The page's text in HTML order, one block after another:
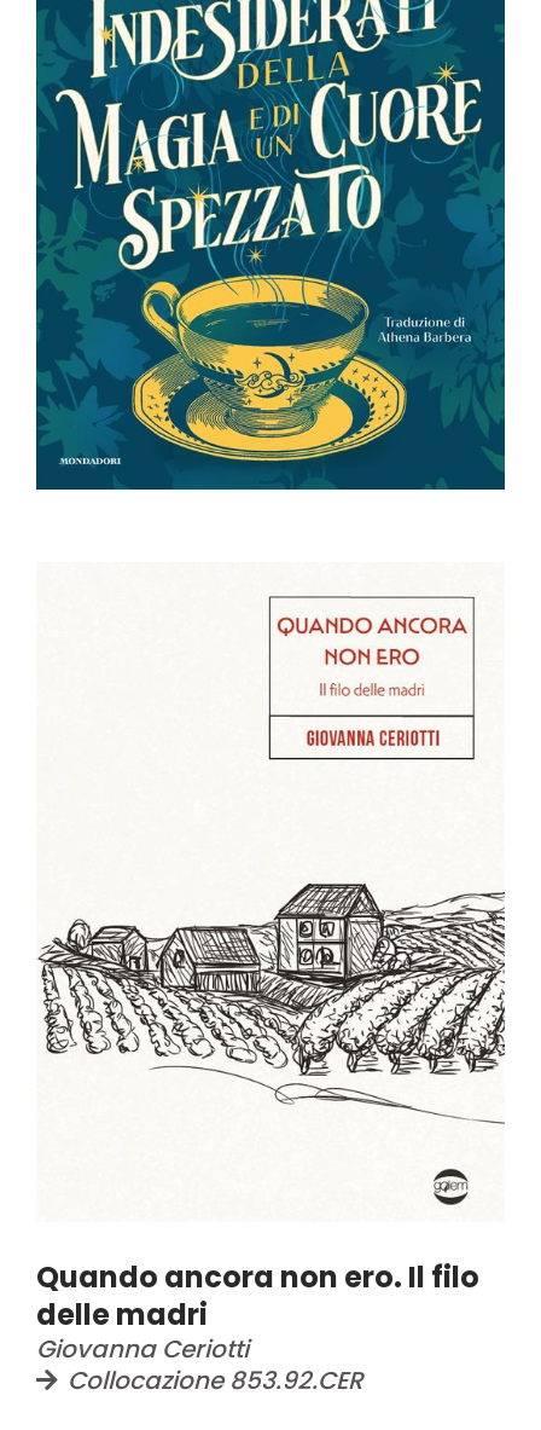
Quando ancora non ero. Il filo
delle madri
Giovanna Ceriotti
Collocazione 853.92.CER